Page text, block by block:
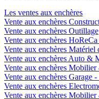
Les ventes aux enchères
Vente aux enchères
Vente aux enchères Outillage
Vente aux enchères
Vente aux enchères
Vente aux enchères Auto &
Vente aux enchères
Vente aux enchères Garage
Vente aux enchères
Vente aux enchères